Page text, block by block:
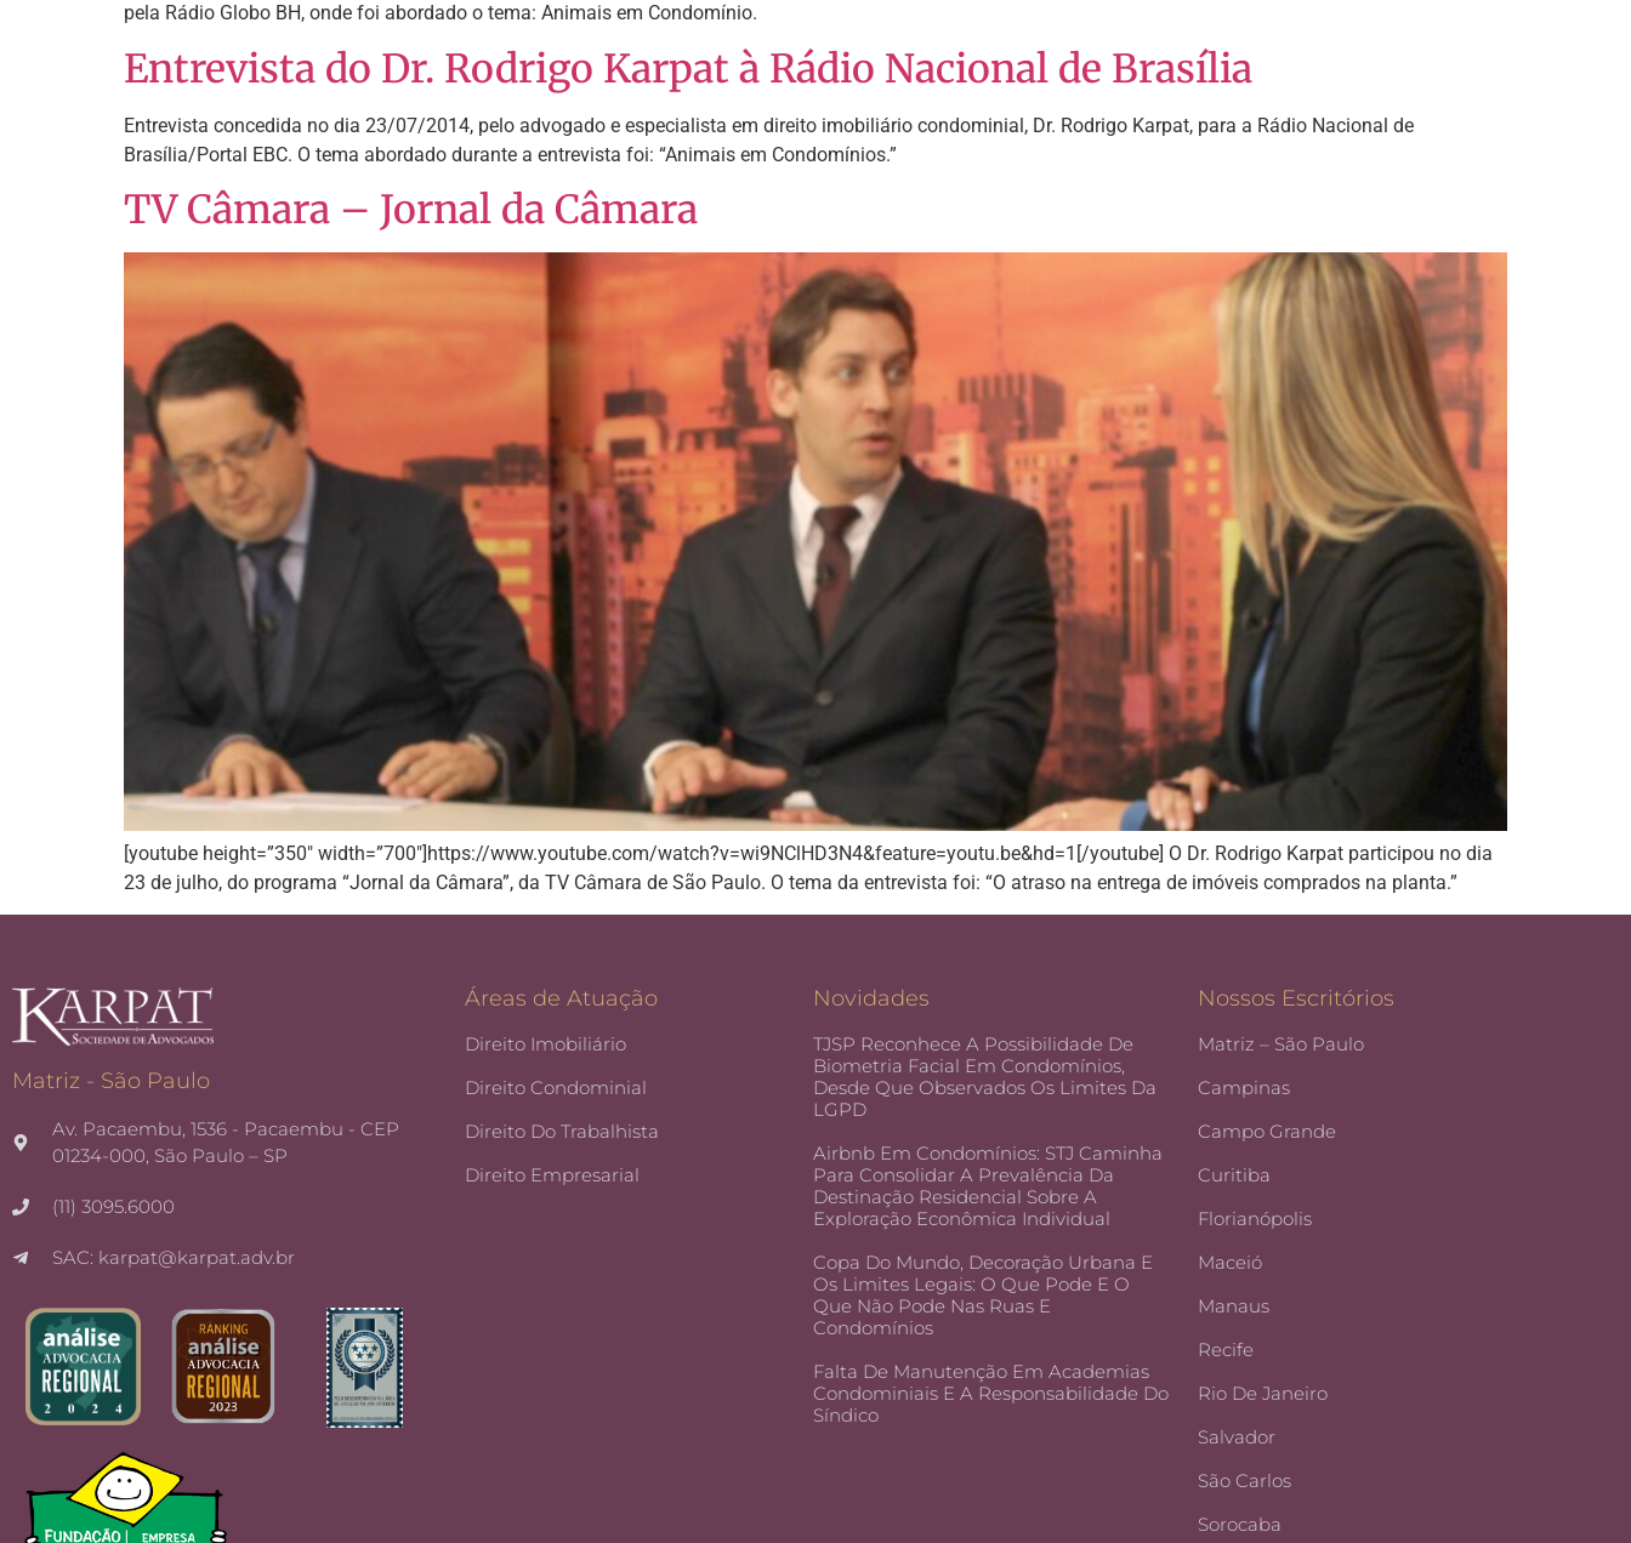
pela Rádio Globo BH, onde foi abordado o tema: Animais em Condomínio.
Entrevista do Dr. Rodrigo Karpat à Rádio Nacional de Brasília
Entrevista concedida no dia 23/07/2014, pelo advogado e especialista em direito imobiliário condominial, Dr. Rodrigo Karpat, para a Rádio Nacional de
Brasília/Portal EBC. O tema abordado durante a entrevista foi: “Animais em Condomínios.”
TV Câmara – Jornal da Câmara
[youtube height=”350″ width=”700″]https://www.youtube.com/watch?v=wi9NClHD3N4&feature=youtu.be&hd=1[/youtube] O Dr. Rodrigo Karpat participou no dia
23 de julho, do programa “Jornal da Câmara”, da TV Câmara de São Paulo. O tema da entrevista foi: “O atraso na entrega de imóveis comprados na planta.”
Matriz - São Paulo
Av. Pacaembu, 1536 - Pacaembu - CEP
01234-000, São Paulo – SP
(11) 3095.6000
SAC: karpat@karpat.adv.br
Áreas de Atuação
Direito Imobiliário
Direito Condominial
Direito Do Trabalhista
Direito Empresarial
Novidades
TJSP Reconhece A Possibilidade De
Biometria Facial Em Condomínios,
Desde Que Observados Os Limites Da
LGPD
Airbnb Em Condomínios: STJ Caminha
Para Consolidar A Prevalência Da
Destinação Residencial Sobre A
Exploração Econômica Individual
Copa Do Mundo, Decoração Urbana E
Os Limites Legais: O Que Pode E O
Que Não Pode Nas Ruas E
Condomínios
Falta De Manutenção Em Academias
Condominiais E A Responsabilidade Do
Síndico
Nossos Escritórios
Matriz – São Paulo
Campinas
Campo Grande
Curitiba
Florianópolis
Maceió
Manaus
Recife
Rio De Janeiro
Salvador
São Carlos
Sorocaba